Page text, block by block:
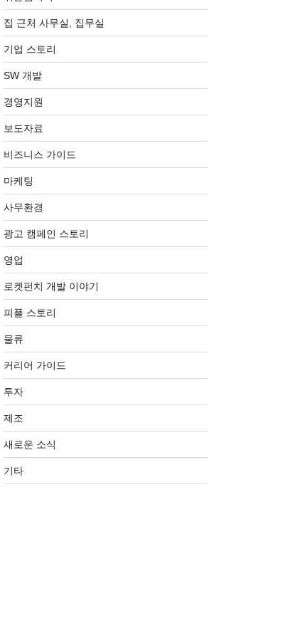
집 근처 사무실, 집무실
기업 스토리
SW 개발
경영지원
보도자료
비즈니스 가이드
마케팅
사무환경
광고 캠페인 스토리
영업
로켓펀치 개발 이야기
피플 스토리
물류
커리어 가이드
투자
제조
새로운 소식
기타